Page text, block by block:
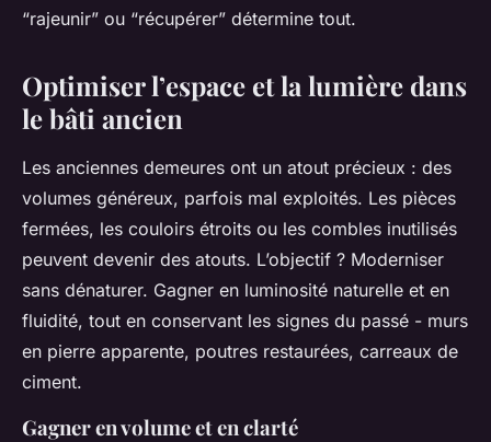
“rajeunir” ou “récupérer” détermine tout.
Optimiser l’espace et la lumière dans
le bâti ancien
Les anciennes demeures ont un atout précieux : des
volumes généreux, parfois mal exploités. Les pièces
fermées, les couloirs étroits ou les combles inutilisés
peuvent devenir des atouts. L’objectif ? Moderniser
sans dénaturer. Gagner en luminosité naturelle et en
fluidité, tout en conservant les signes du passé - murs
en pierre apparente, poutres restaurées, carreaux de
ciment.
Gagner en volume et en clarté